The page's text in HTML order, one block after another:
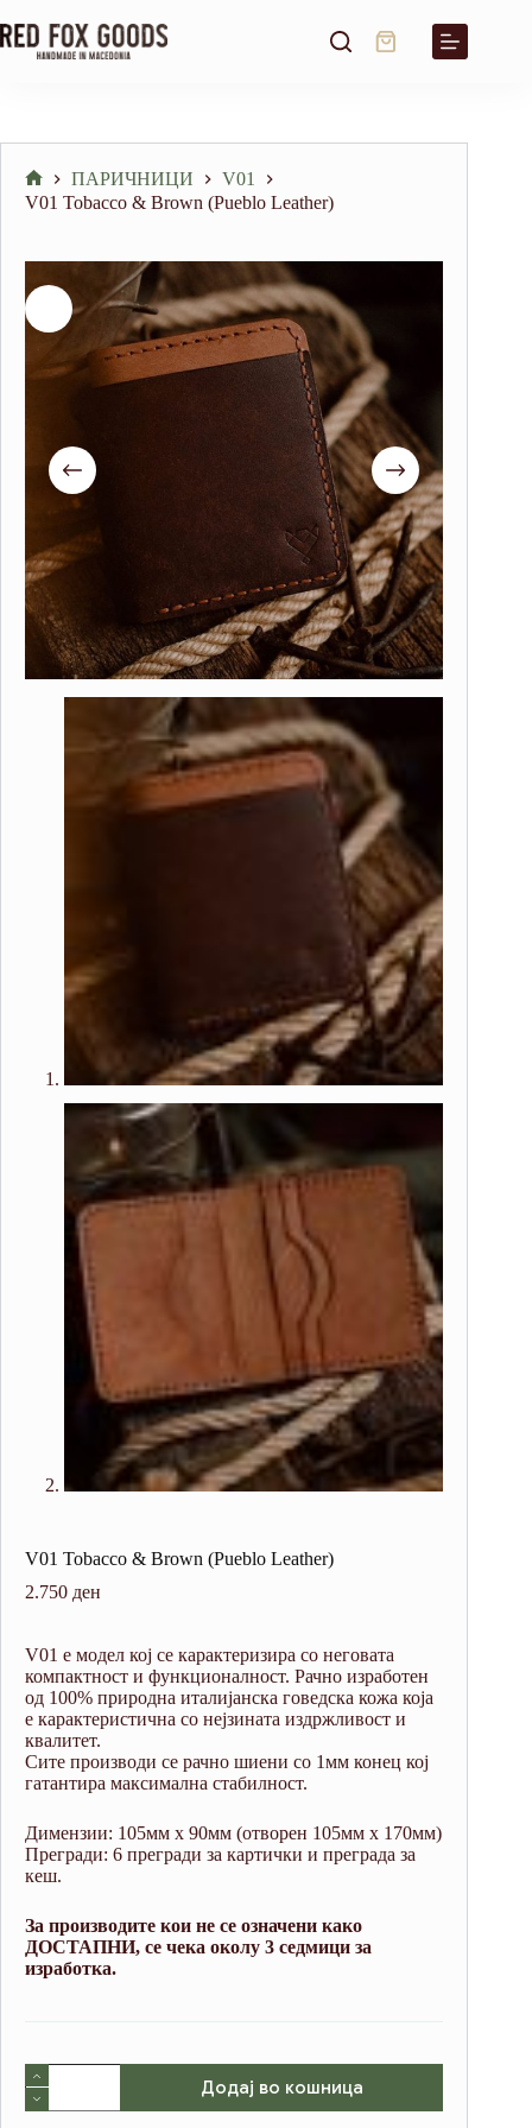
to
content
Shopping
Home
ПАРИЧНИЦИ
V01
V01 Tobacco & Brown (Pueblo Leather)
V01 Tobacco & Brown (Pueblo Leather)
2.750 ден
V01 е модел кој се карактеризира со неговата
компактност и функционалност. Рачно изработен
од 100% природна италијанска говедска кожа која
е карактеристична со нејзината издржливост и
квалитет.
Сите производи се рачно шиени со 1мм конец кој
гатантира максимална стабилност.
Димензии: 105мм х 90мм (отворен 105мм х 170мм)
Прегради: 6 прегради за картички и преграда за
кеш.
За производите кои не се означени како
ДОСТАПНИ, се чека околу 3 седмици за
изработка.
V01
Tobacco
&
Додај во кошница